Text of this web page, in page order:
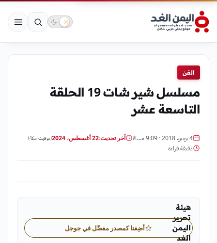
الفن
مسلسل شير شات 19 الحلقة
التاسعة عشر
4 يونيو، 2018 · 9:09 مساءً آخر تحديث:22 أغسطس، 2024 (توقيت مكة)
دقيقة قراءة
هيئة
تحرير
اليمن
الغد
أضِفنا كمصدر مفضّل في جوجل